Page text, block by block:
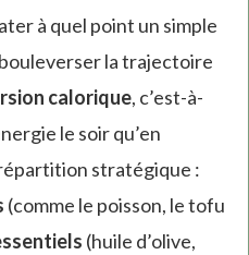
à quel point un simple
la trajectoire
calorique, c’est-à-
le soir qu’en
stratégique :
(comme le poisson, le tofu
(huile d’olive,